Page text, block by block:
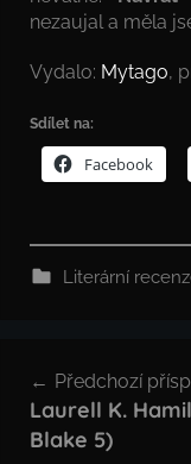
nezaujal a měla
Vydalo: Mytago,
Sdílet na:
Facebook
Literární
pro
příspěvek
Předchozí
Laurell K.
Blake 5)